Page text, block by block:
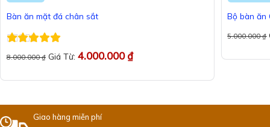
Bàn ăn mặt đá chân sắt
hạng55 sao
8.000.000₫ Giá Từ: 4.000.000₫
Bộ bàn ăn
5.000.000₫
Giao hàng miễn phí